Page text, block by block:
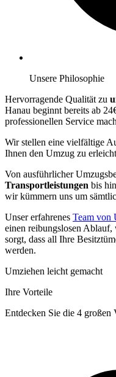
Unsere Philosophie
Hervorragende Qualität zu
Hanau beginnt bereits ab
professionellen Service
Wir stellen eine vielfältige
Ihnen den Umzug zu
Von ausführlicher
Transportleistungen bis
wir kümmern uns um
Unser erfahrenes Team von
einen reibungslosen
sorgt, dass all Ihre
werden.
Umziehen leicht gemacht
Ihre Vorteile
Entdecken Sie die 4 großen